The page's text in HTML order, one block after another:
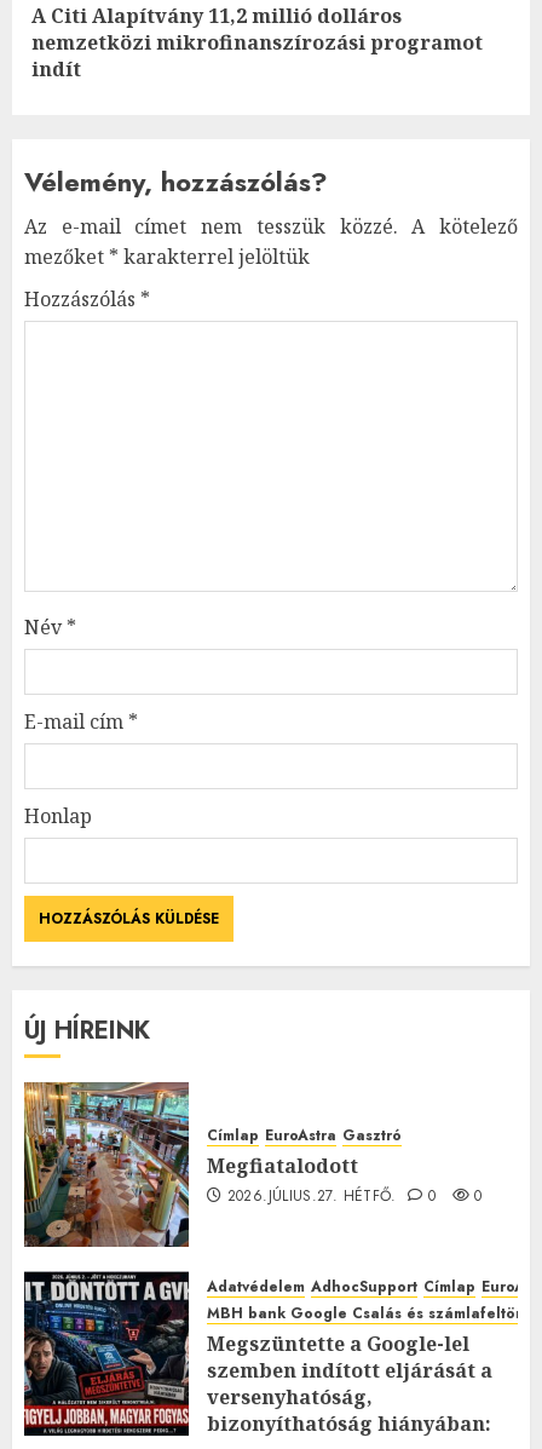
Next
post:
A Citi Alapítvány 11,2 millió dolláros
nemzetközi mikrofinanszírozási programot
indít
Vélemény, hozzászólás?
Az e-mail címet nem tesszük közzé. A kötelező
mezőket * karakterrel jelöltük
Hozzászólás *
Név*
E-mail cím *
Honlap
ÚJ HÍREINK
Címlap EuroAstra Gasztró
Megfiatalodott
2026.JÚLIUS.27. HÉTFŐ. 0 0
Adatvédelem AdhocSupport Címlap
MBH bank Google Csalás és
Megszüntette a Google-lel
szemben indított eljárását a
versenyhatóság,
bizonyíthatóság hiányában: